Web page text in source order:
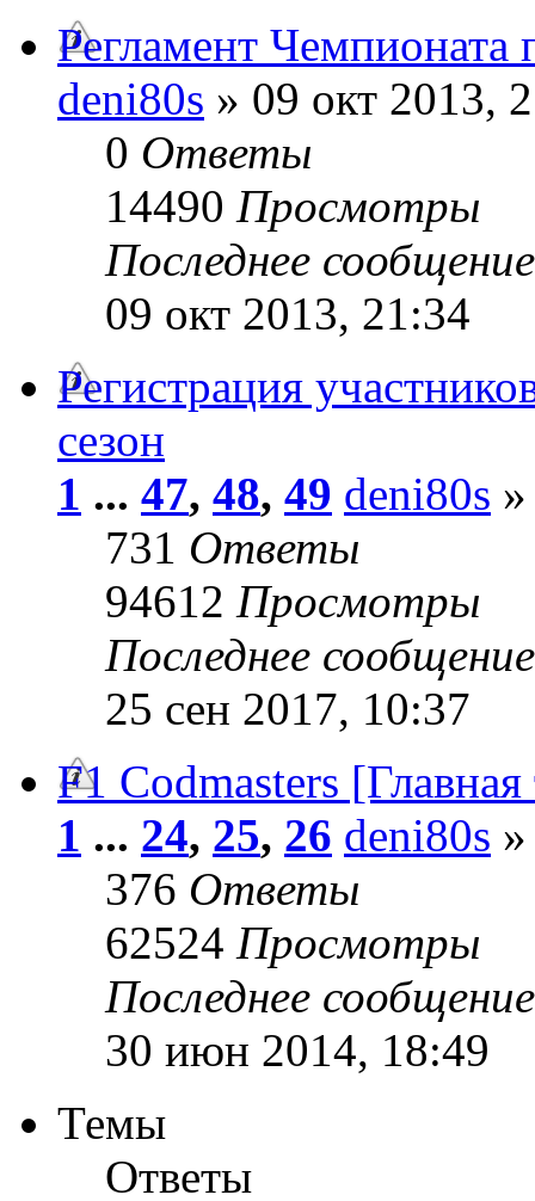
Регламент Чемпионата
deni80s » 09 окт 2013,
0 Ответы
14490 Просмотры
Последнее
09 окт 2013, 21:34
Регистрация
сезон
1 ... 47, 48, 49 deni80s
731 Ответы
94612 Просмотры
Последнее
25 сен 2017, 10:37
F1 Codmasters
1 ... 24, 25, 26 deni80s
376 Ответы
62524 Просмотры
Последнее
30 июн 2014, 18:49
Темы
Ответы